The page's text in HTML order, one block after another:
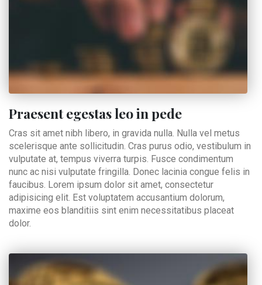
Praesent egestas leo in pede
Cras sit amet nibh libero, in gravida nulla. Nulla vel metus
scelerisque ante sollicitudin. Cras purus odio, vestibulum in
vulputate at, tempus viverra turpis. Fusce condimentum
nunc ac nisi vulputate fringilla. Donec lacinia congue felis in
faucibus. Lorem ipsum dolor sit amet, consectetur
adipisicing elit. Est voluptatem accusantium dolorum,
maxime eos blanditiis sint enim necessitatibus placeat
dolor.